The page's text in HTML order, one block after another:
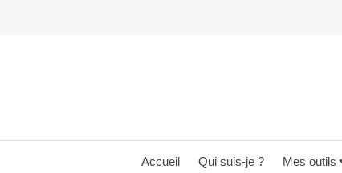
Accueil Qui suis-je ? Mes outils